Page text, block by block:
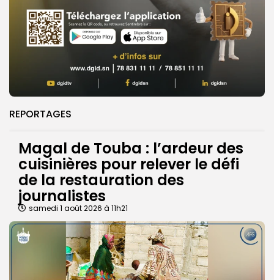
REPORTAGES
Magal de Touba : l’ardeur des
cuisinières pour relever le défi
de la restauration des
journalistes
samedi 1 août 2026 à 11h21